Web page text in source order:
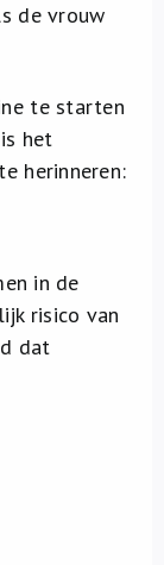
de vrouw
te starten
het
herinneren:
in de
risico van
dat